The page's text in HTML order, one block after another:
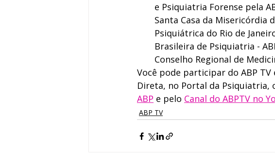
e Psiquiatria Forense pela
Santa Casa da Misericórdia
Psiquiátrica do Rio de
Brasileira de Psiquiatria -
Conselho Regional de
Você pode participar do ABP
Direta, no Portal da Psiquiatria,
ABP e pelo Canal do ABPTV no
ABP TV